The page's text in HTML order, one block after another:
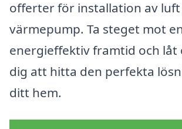
offerter för installation av
värmepump. Ta steget mot
energieffektiv framtid och låt
dig att hitta den perfekta
ditt hem.